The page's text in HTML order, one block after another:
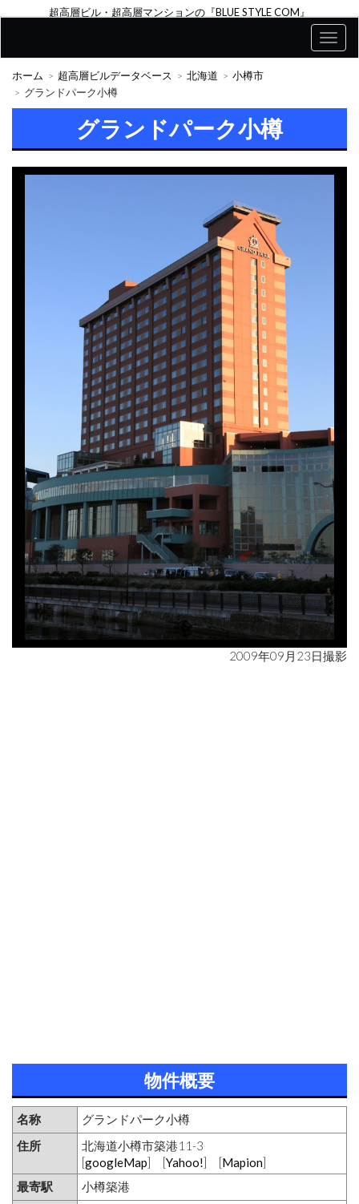
超高層ビル・超高層マンションの『BLUE STYLE COM』
ホーム 超高層ビルデータベース 北海道
小樽市
グランドパーク小樽
グランドパーク小樽
2009年09月23日撮影
物件概要
名称
グランドパーク小樽
住所
北海道小樽市築港11-3
[googleMap] [Yahoo!] [Mapion]
最寄駅
小樽築港